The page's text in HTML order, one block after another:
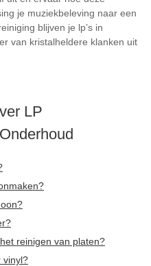
je muziekbeleving naar een
blijven je lp’s in
van kristalheldere klanken uit
LP
reinigen van platen?
vinyl?